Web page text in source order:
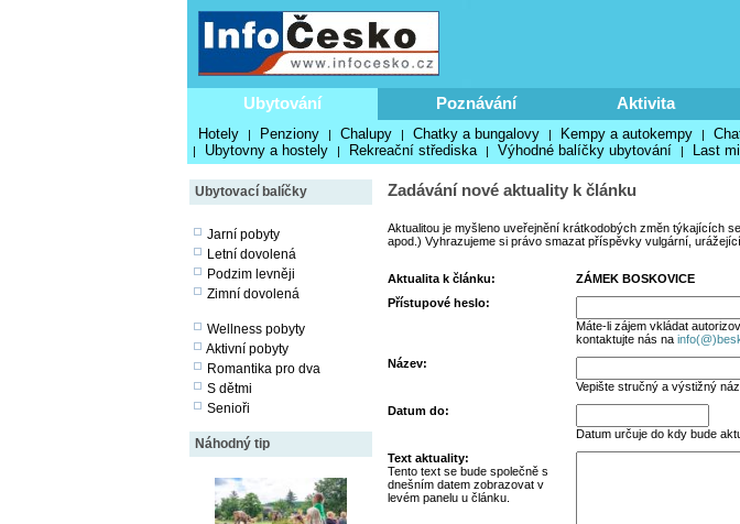
Ubytování Poznávání Aktivita
Hotely | Penziony | Chalupy | Chatky a bungalovy | Kempy a autokempy |
| Ubytovny a hostely | Rekreační střediska | Výhodné balíčky ubytování | Last
Ubytovací balíčky
Jarní pobyty
Letní dovolená
Podzim levněji
Zimní dovolená
Wellness pobyty
Aktivní pobyty
Romantika pro dva
S dětmi
Senioři
Náhodný tip
Zadávání nové aktuality k článku
Aktualitou je myšleno uveřejnění krátkodobých změn týkajících
apod.) Vyhrazujeme si právo smazat příspěvky vulgární,
Aktualita k článku:
ZÁMEK BOSKOVICE
Přístupové heslo:
Máte-li zájem vkládat
kontaktujte nás na
Název:
Vepište stručný a výstižný
Datum do:
Datum určuje do kdy bude
Text aktuality:
Tento text se bude společně s
dnešním datem zobrazovat v
levém panelu u článku.